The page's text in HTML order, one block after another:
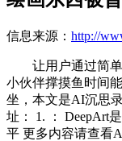
信息来源： http://
让用户通过简单
小伙伴撑摸鱼时间
坐，本文是AI沉思
址： 1. ： DeepArt
平 更多内容请查看